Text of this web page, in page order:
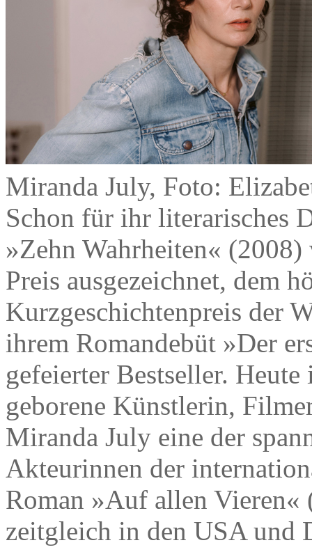
Miranda July, Foto:
Schon für ihr literarisches
»Zehn Wahrheiten«
Preis ausgezeichnet, dem
Kurzgeschichtenpreis der
ihrem Romandebüt »Der
gefeierter Bestseller.
geborene Künstlerin,
Miranda July eine der
Akteurinnen der
Roman »Auf allen
zeitgleich in den USA und